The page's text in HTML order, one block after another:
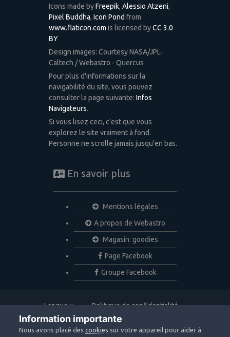
Icons made byFreepik, Alessio Atzeni,
Pixel Buddha, Icon Pond from
www.flaticon.com is licensed byCC 3.0
BY
Design images: Courtesy NASA/JPL-
Caltech / Webastro - Quercus
Pour plus d'informations sur la
navigabilité du site, vous pouvez
consulter la page suivante: Infos
Navigateurs.
Si vous lisez ceci, c'est que vous
explorez le site vraiment à fond.
Personne ne scrolle jamais jusqu'en bas.
En savoir plus
Mentions légales
A propos de Webastro
Magasin: goodies
Page Facebook
Groupe Facebook
Langue
Politique de confidentialité
Nous contacter
Copyright © 2020 Webastro
Information importante
Nous avons placé descookies sur votre appareil pour aider à